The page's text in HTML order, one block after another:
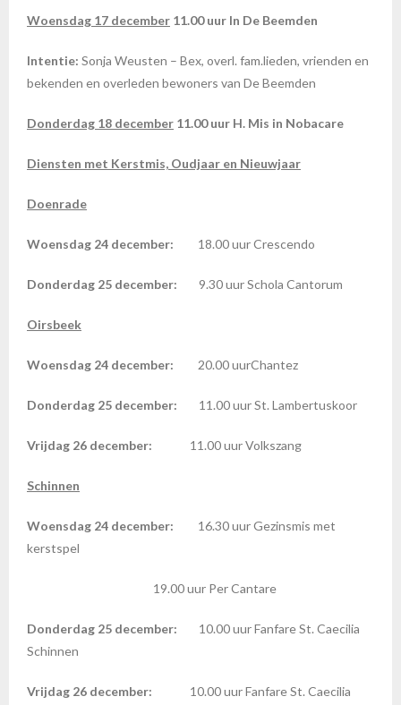
Woensdag 17 december 11.00 uur In De Beemden
Intentie: Sonja Weusten – Bex, overl. fam.lieden, vrienden en
bekenden en overleden bewoners van De Beemden
Donderdag 18 december 11.00 uur H. Mis in Nobacare
Diensten met Kerstmis, Oudjaar en Nieuwjaar
Doenrade
Woensdag 24 december: 18.00 uur Crescendo
Donderdag 25 december: 9.30 uur Schola Cantorum
Oirsbeek
Woensdag 24 december: 20.00 uurChantez
Donderdag 25 december: 11.00 uur St. Lambertuskoor
Vrijdag 26 december: 11.00 uur Volkszang
Schinnen
Woensdag 24 december: 16.30 uur Gezinsmis met
kerstspel
19.00 uur Per Cantare
Donderdag 25 december: 10.00 uur Fanfare St. Caecilia
Schinnen
Vrijdag 26 december: 10.00 uur Fanfare St. Caecilia